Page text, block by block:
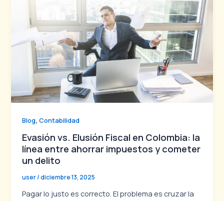
Blog,Contabilidad
Evasión vs. Elusión Fiscal en Colombia: la
línea entre ahorrar impuestos y cometer
un delito
user/diciembre 13, 2025
Pagar lo justo es correcto. El problema es cruzar la